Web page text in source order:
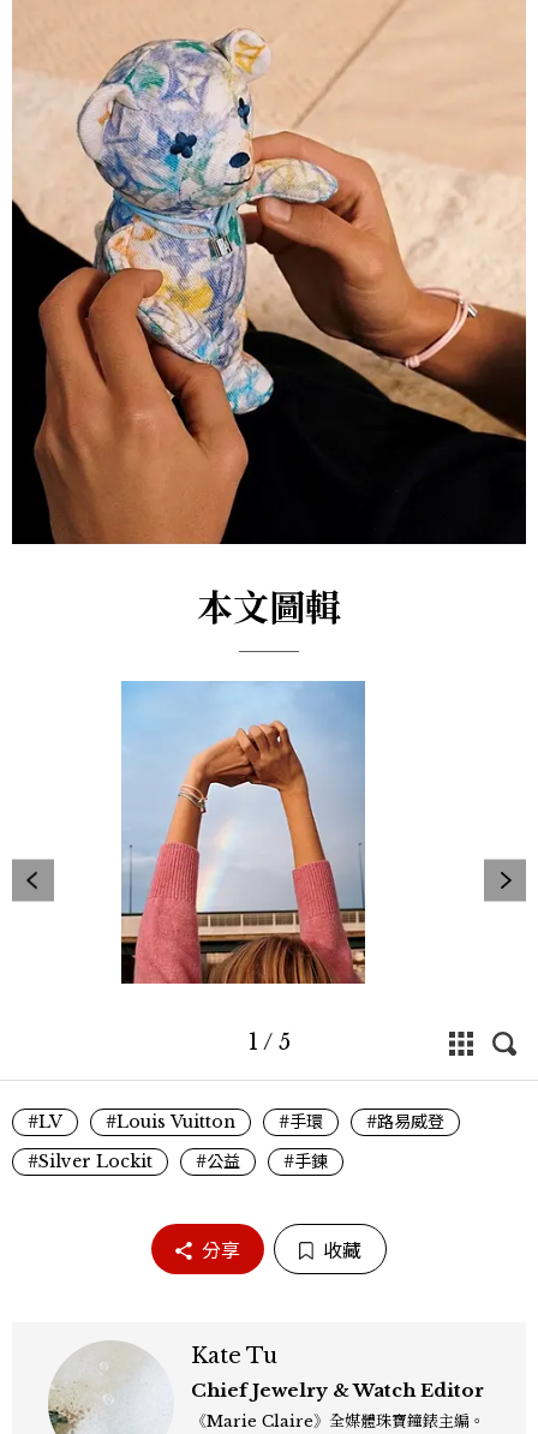
本文圖輯
1 / 5
#LV #Louis Vuitton #手環
#路易威登
#Silver Lockit
#公益 #手鍊
分享 收藏
Kate Tu
Chief Jewelry & Watch Editor
《Marie Claire》全媒體珠寶鐘錶主編。